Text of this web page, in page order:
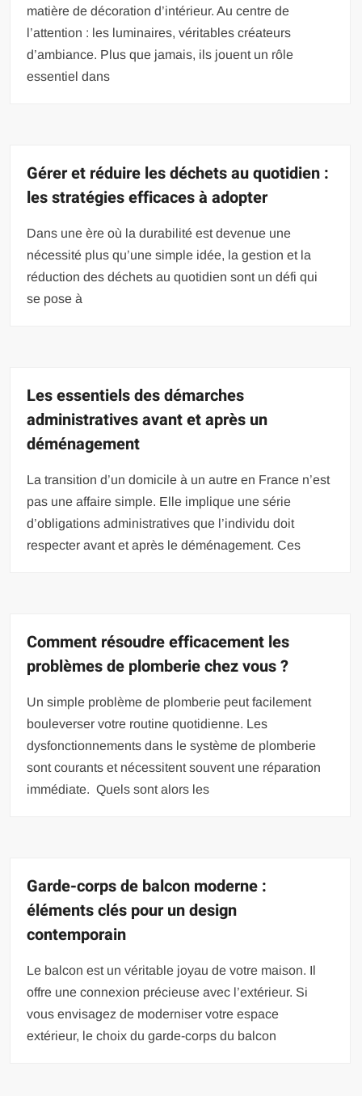
matière de décoration d’intérieur. Au centre de
l’attention : les luminaires, véritables créateurs
d’ambiance. Plus que jamais, ils jouent un rôle
essentiel dans
Gérer et réduire les déchets au quotidien :
les stratégies efficaces à adopter
Dans une ère où la durabilité est devenue une
nécessité plus qu’une simple idée, la gestion et la
réduction des déchets au quotidien sont un défi qui
se pose à
Les essentiels des démarches
administratives avant et après un
déménagement
La transition d’un domicile à un autre en France n’est
pas une affaire simple. Elle implique une série
d’obligations administratives que l’individu doit
respecter avant et après le déménagement. Ces
Comment résoudre efficacement les
problèmes de plomberie chez vous ?
Un simple problème de plomberie peut facilement
bouleverser votre routine quotidienne. Les
dysfonctionnements dans le système de plomberie
sont courants et nécessitent souvent une réparation
immédiate. Quels sont alors les
Garde-corps de balcon moderne :
éléments clés pour un design
contemporain
Le balcon est un véritable joyau de votre maison. Il
offre une connexion précieuse avec l’extérieur. Si
vous envisagez de moderniser votre espace
extérieur, le choix du garde-corps du balcon